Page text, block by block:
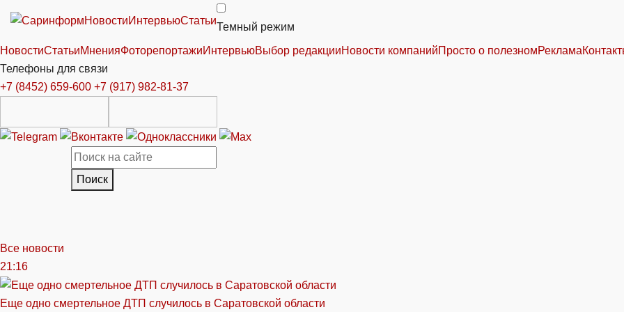
НовостиИнтервьюСтатьи
Темный режим
НовостиСтатьиМненияФоторепортажиИнтервьюВыбор редакцииНовости компанийПросто о полезномРеклама
Телефоны для связи
+7 (8452) 659-600 +7 (917) 982-81-37
Поиск
Все новости
21:16
Еще одно смертельное ДТП случилось в Саратовской области